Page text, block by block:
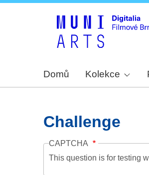
Domů Kolekce
Challenge
CAPTCHA
This question is for testing